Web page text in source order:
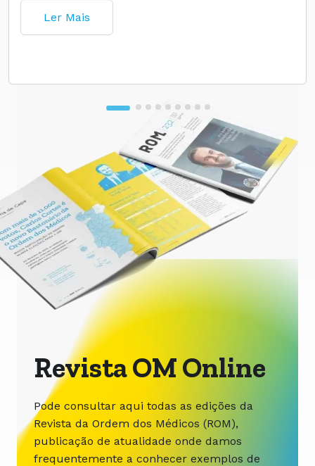
Ler Mais
Revista OM Online
Pode consultar aqui todas as edições da
Revista da Ordem dos Médicos (ROM),
publicação de atualidade onde damos
frequentemente a conhecer exemplos de